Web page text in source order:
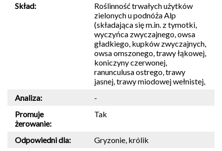
Skład:
Roślinność trwałych użytków
zielonych u podnóża Alp
(składająca się m.in. z tymotki,
wyczyńca zwyczajnego, owsa
gładkiego, kupków zwyczajnych,
owsa omszonego, trawy łąkowej,
koniczyny czerwonej,
ranunculusa ostrego, trawy
jasnej, trawy miodowej wełnistej,
Analiza:
-
Promuje
żerowanie:
Tak
Odpowiedni dla:
Gryzonie, królik